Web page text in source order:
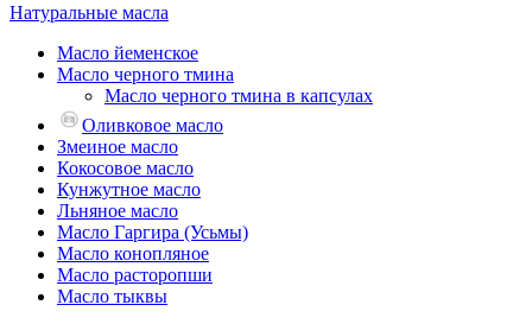
Натуральные масла
Масло йеменское
Масло черного тмина
Масло черного тмина в капсулах
Оливковое масло
Змеиное масло
Кокосовое масло
Кунжутное масло
Льняное масло
Масло Гаргира (Усьмы)
Масло конопляное
Масло расторопши
Масло тыквы